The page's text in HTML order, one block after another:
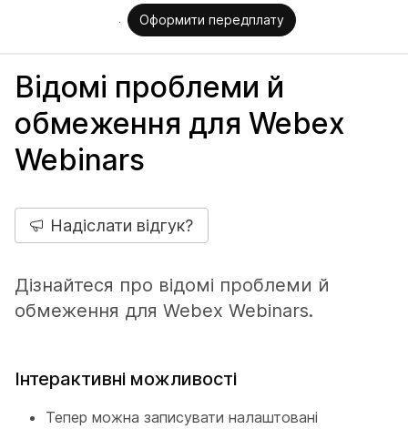
Оформити передплату
Відомі проблеми й
обмеження для Webex
Webinars
Надіслати відгук?
Дізнайтеся про відомі проблеми й
обмеження для Webex Webinars.
Інтерактивні можливості
Тепер можна записувати налаштовані